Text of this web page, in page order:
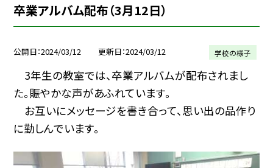
卒業アルバム配布（3月12日）
公開日 2024/03/12 更新日 2024/03/12 学校の様子
3年生の教室では、卒業アルバムが配布されまし
た。賑やかな声があふれています。
お互いにメッセージを書き合って、思い出の品作り
に勤しんでいます。